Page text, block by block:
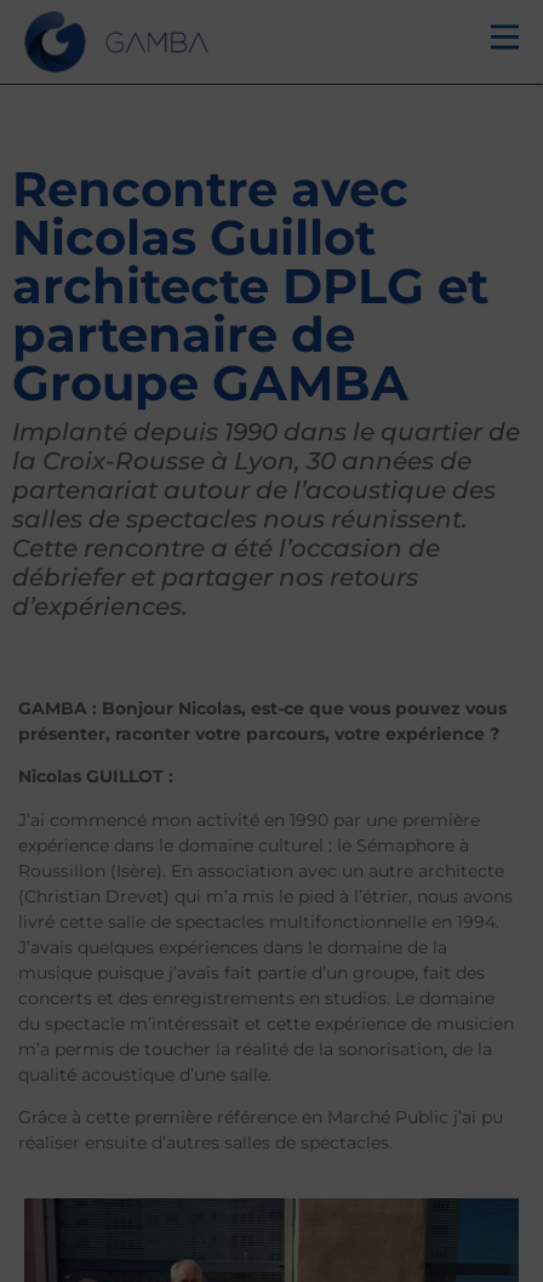
Rencontre avec
Nicolas Guillot
architecte DPLG et
partenaire de
Groupe GAMBA
Implanté depuis 1990 dans le quartier de
la Croix-Rousse à Lyon, 30 années de
partenariat autour de l’acoustique des
salles de spectacles nous réunissent.
Cette rencontre a été l’occasion de
débriefer et partager nos retours
d’expériences.
GAMBA : Bonjour Nicolas, est-ce que vous pouvez vous
présenter, raconter votre parcours, votre expérience ?
Nicolas GUILLOT :
J’ai commencé mon activité en 1990 par une première
expérience dans le domaine culturel : le Sémaphore à
Roussillon (Isère). En association avec un autre architecte
(Christian Drevet) qui m’a mis le pied à l’étrier, nous avons
livré cette salle de spectacles multifonctionnelle en 1994.
J’avais quelques expériences dans le domaine de la
musique puisque j’avais fait partie d’un groupe, fait des
concerts et des enregistrements en studios. Le domaine
du spectacle m’intéressait et cette expérience de musicien
m’a permis de toucher la réalité de la sonorisation, de la
qualité acoustique d’une salle.
Grâce à cette première référence en Marché Public j’ai pu
réaliser ensuite d’autres salles de spectacles.